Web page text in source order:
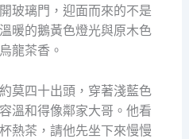
玻璃門，迎面而來的不是
暖的鵝黃色燈光與原木色
龍茶香。
莫四十出頭，穿著淺藍色
溫和得像鄰家大哥。他看
熱茶，請他先坐下來慢慢